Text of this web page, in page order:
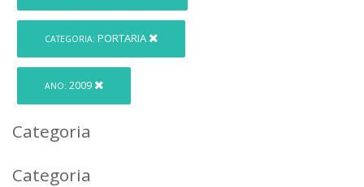
CATEGORIA: PORTARIA
ANO: 2009
Categoria
Categoria